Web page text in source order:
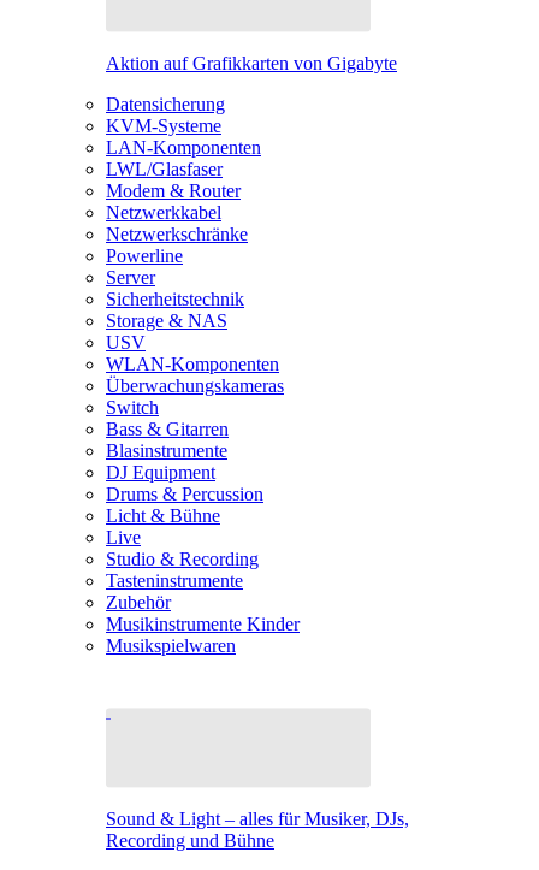
Aktion auf Grafikkarten von Gigabyte
Datensicherung
KVM-Systeme
LAN-Komponenten
LWL/Glasfaser
Modem & Router
Netzwerkkabel
Netzwerkschränke
Powerline
Server
Sicherheitstechnik
Storage & NAS
USV
WLAN-Komponenten
Überwachungskameras
Switch
Bass & Gitarren
Blasinstrumente
DJ Equipment
Drums & Percussion
Licht & Bühne
Live
Studio & Recording
Tasteninstrumente
Zubehör
Musikinstrumente Kinder
Musikspielwaren
Sound & Light – alles für Musiker, DJs,
Recording und Bühne